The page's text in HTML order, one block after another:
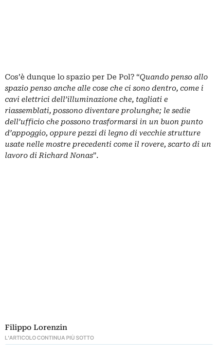
Cos’è dunque lo spazio per De Pol? “Quando penso allo
spazio penso anche alle cose che ci sono dentro, come i
cavi elettrici dell’illuminazione che, tagliati e
riassemblati, possono diventare prolunghe; le sedie
dell’ufficio che possono trasformarsi in un buon punto
d’appoggio, oppure pezzi di legno di vecchie strutture
usate nelle mostre precedenti come il rovere, scarto di un
lavoro di Richard Nonas”.
Filippo Lorenzin
L'ARTICOLO CONTINUA PIÙ SOTTO